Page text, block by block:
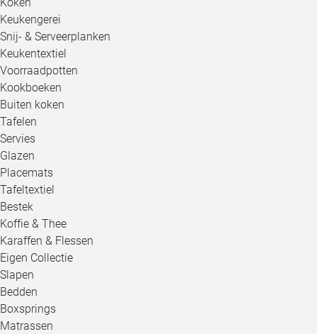
Keukengerei
Snij- & Serveerplanken
Keukentextiel
Voorraadpotten
Kookboeken
Buiten koken
Tafelen
Servies
Glazen
Placemats
Tafeltextiel
Bestek
Koffie & Thee
Karaffen & Flessen
Eigen Collectie
Slapen
Bedden
Boxsprings
Matrassen